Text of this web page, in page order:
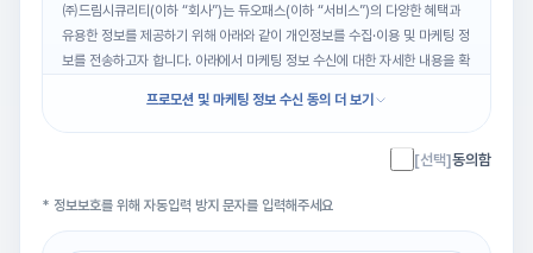
습니다. 더 자세한 내용에 대해서는 “회사”의 개인정보 처리방침을 참고하시
기 바랍니다.
㈜드림시큐리티(이하 “회사”)는 듀오패스(이하 “서비스”)의 다양한 혜택과
유용한 정보를 제공하기 위해 아래와 같이 개인정보를 수집·이용 및 마케팅 정
보를 전송하고자 합니다. 아래에서 마케팅 정보 수신에 대한 자세한 내용을 확
제1조 (개인정보의 처리 목적, 처리 항목, 처리 및 보유기간)
-처리 및 보유기간: 동의 철회 또는 “서비스” 종료 시까지
※ 단, 전자상거래 등에서의 소비자 보호에 관한 법률 등 법령에 따라 보존이
프로모션 및 마케팅 정보 수신 동의 더 보기
[선택]동의함
* 정보보호를 위해 자동입력 방지 문자를 입력해주세요